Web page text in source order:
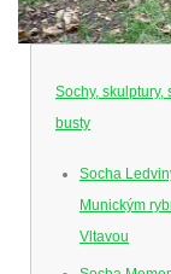
Sochy, skulptury,
busty
Socha
Munickým
Vltavou